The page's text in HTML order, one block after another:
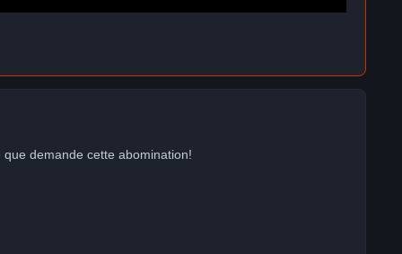
demande cette abomination!